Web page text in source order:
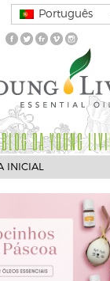
Português
BLOG DA YOUNG